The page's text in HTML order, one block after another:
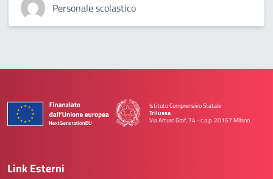
Personale scolastico
Istituto Comprensivo Statale
Trilussa
Via Arturo Graf, 74 - c.a.p. 20157 Milano
— Visita la pagina iniziale della scuola
Link Esterni